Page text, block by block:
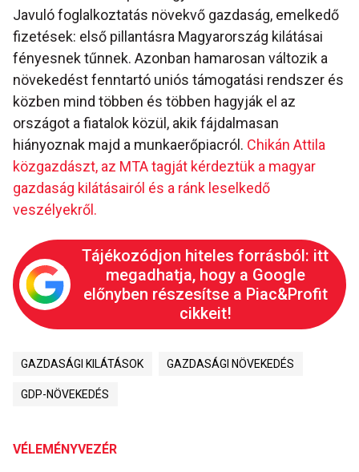
Javuló foglalkoztatás növekvő gazdaság, emelkedő
fizetések: első pillantásra Magyarország kilátásai
fényesnek tűnnek. Azonban hamarosan változik a
növekedést fenntartó uniós támogatási rendszer és
közben mind többen és többen hagyják el az
országot a fiatalok közül, akik fájdalmasan
hiányoznak majd a munkaerőpiacról. Chikán Attila
közgazdászt, az MTA tagját kérdeztük a magyar
gazdaság kilátásairól és a ránk leselkedő
veszélyekről.
Tájékozódjon hiteles forrásból: itt
megadhatja, hogy a Google
előnyben részesítse a Piac&Profit
cikkeit!
GAZDASÁGI KILÁTÁSOK GAZDASÁGI NÖVEKEDÉS
GDP-NÖVEKEDÉS
VÉLEMÉNYVEZÉR